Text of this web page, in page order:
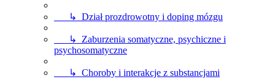
↳ Dział prozdrowotny i doping mózgu
↳ Zaburzenia somatyczne, psychiczne i
psychosomatyczne
↳ Choroby i interakcje z substancjami